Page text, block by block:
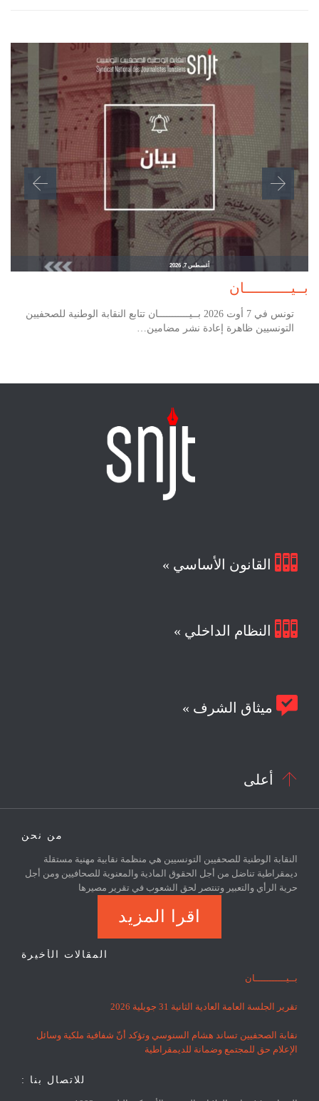
أغسطس 7, 2026
بــيـــــــــــان
تونس في 7 أوت 2026 بــيـــــــــــان تتابع النقابة الوطنية للصحفيين
التونسيين ظاهرة إعادة نشر مضامين…
 القانون الأساسي »
 النظام الداخلي »
 ميثاق الشرف »
 أعلى
من نحن
النقابة الوطنية للصحفيين التونسيين هي منظمة نقابية مهنية مستقلة
ديمقراطية تناضل من أجل الحقوق المادية والمعنوية للصحافيين ومن أجل
حرية الرأي والتعبير وتنتصر لحق الشعوب في تقرير مصيرها
اقرا المزيد
المقالات الأخيرة
بــيـــــــــــان
تقرير الجلسة العامة العادية الثانية 31 جويلية 2026
نقابة الصحفيين تساند هشام السنوسي وتؤكد أنّ شفافية ملكية وسائل
الإعلام حق للمجتمع وضمانة للديمقراطية
للاتصال بنا :